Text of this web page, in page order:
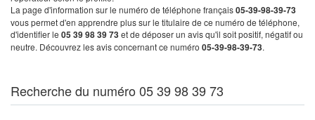
La page d'information sur le numéro de téléphone français05-39-98-39-73
vous permet d'en apprendre plus sur le titulaire de ce numéro de téléphone,
d'identifier le 05 39 98 39 73et de déposer un avis qu'il soit positif, négatif ou
neutre. Découvrez les avis concernant ce numéro 05-39-98-39-73.
Recherche du numéro 05 39 98 39 73